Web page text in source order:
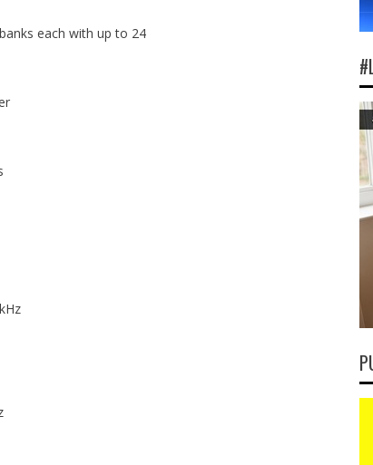
with up to 24